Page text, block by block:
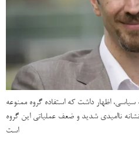
سیاسی، اظهار داشت که استفاده گروه ممنوعه
ناامیدی شدید و ضعف عملیاتی این گروه
است